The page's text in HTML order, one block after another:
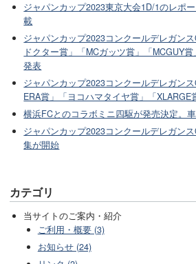
ジャパンカップ2023東京大会1D/1のレポ
載
ジャパンカップ2023コンクールデレガン
ドクター賞」「MCガッツ賞」「MCGUY
発表
ジャパンカップ2023コンクールデレガン
ERA賞」「ヨコハマタイヤ賞」「
横浜FCとのコラボミニ四駆が発売決定。
ジャパンカップ2023コンクールデレガン
集が開始
カテゴリ
当サイトのご案内・紹介
ご利用・概要 (3)
お知らせ (24)